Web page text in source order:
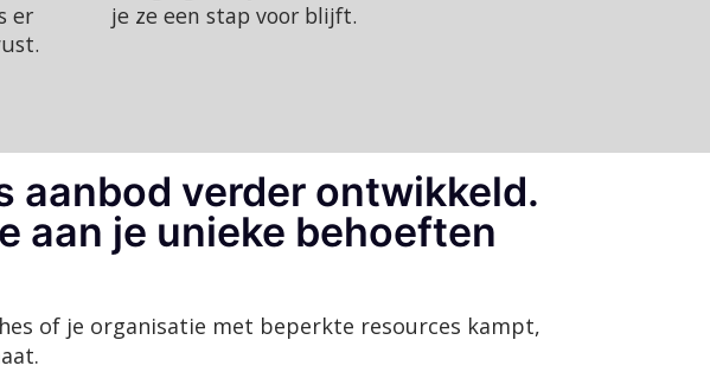
er
je ze een stap voor blijft.
aanbod verder ontwikkeld.
aan je unieke behoeften
of je organisatie met beperkte resources kampt,